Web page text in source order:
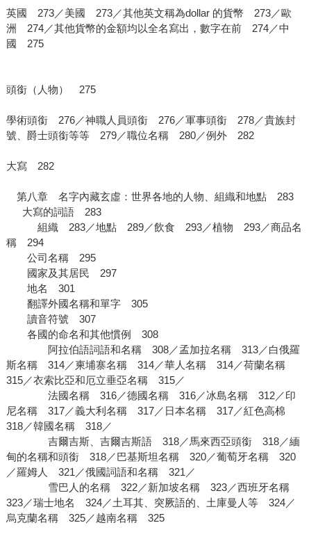
英國 273／美國 273／其他英文稱為dollar 的貨幣 273／歐
洲 274／其他貨幣的金額均以全名寫出，數字在前 274／中
國 275
頭銜（人物） 275
學術頭銜 276／神職人員頭銜 276／軍事頭銜 278／貴族封
號、爵士頭銜等等 279／職位名稱 280／例外 282
大寫 282
第八章 名字內藏玄虛：世界各地的人物、組織和地點 283
大寫的詞語 283
組織 283／地點 289／飲食 293／植物 293／商品名
稱 294
公司名稱 295
國家及其居民 297
地名 301
翻譯外國名稱和單字 305
讀音符號 307
各國的命名和其他慣例 308
阿拉伯語詞語和名稱 308／孟加拉名稱 313／白俄羅
斯名稱 314／柬埔寨名稱 314／華人名稱 314／荷蘭名稱
315／衣索比亞和厄立垂亞名稱 315／
法國名稱 316／德國名稱 316／冰島名稱 312／印
尼名稱 317／義大利名稱 317／日本名稱 317／紅色高棉
318／韓國名稱 318／
吉爾吉斯、吉爾吉斯語 318／馬來西亞頭銜 318／緬
甸的名稱和頭銜 318／巴基斯坦名稱 320／葡萄牙名稱 320
／羅姆人 321／俄國詞語和名稱 321／
雪巴人的名稱 322／新加坡名稱 323／西班牙名稱
323／瑞士地名 324／土耳其、突厥語的、土庫曼人等 324／
烏克蘭名稱 325／越南名稱 325